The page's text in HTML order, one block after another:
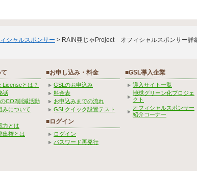
シャルスポンサー > RAIN亜じゃProject オフィシャルスポンサー詳
Licenseとは？
話
CO2削減活動
みについて
力とは
出権とは
■お申し込み・料金
GSLのお申込み
料金表
お申込みまでの流れ
GSLクイック設置テスト
■ログイン
ログイン
パスワード再発行
■GSL導入企業
導入サイト一覧
地球グリーン化プロジェ
クト
オフィシャルスポンサー
紹介コーナー